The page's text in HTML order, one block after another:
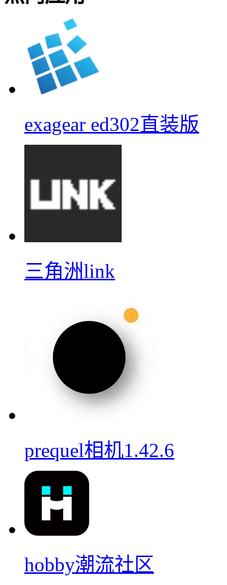
exagear ed302直装版
三角洲link
prequel相机1.42.6
hobby潮流社区